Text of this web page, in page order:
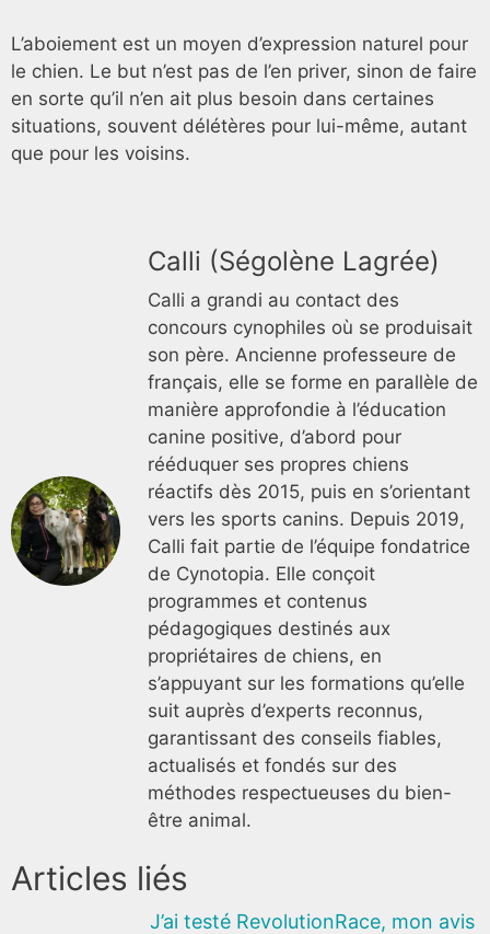
L’aboiement est un moyen d’expression naturel pour
le chien. Le but n’est pas de l’en priver, sinon de faire
en sorte qu’il n’en ait plus besoin dans certaines
situations, souvent délétères pour lui-même, autant
que pour les voisins.
Calli (Ségolène Lagrée)
Calli a grandi au contact des
concours cynophiles où se produisait
son père. Ancienne professeure de
français, elle se forme en parallèle de
manière approfondie à l’éducation
canine positive, d’abord pour
rééduquer ses propres chiens
réactifs dès 2015, puis en s’orientant
vers les sports canins. Depuis 2019,
Calli fait partie de l’équipe fondatrice
de Cynotopia. Elle conçoit
programmes et contenus
pédagogiques destinés aux
propriétaires de chiens, en
s’appuyant sur les formations qu’elle
suit auprès d’experts reconnus,
garantissant des conseils fiables,
actualisés et fondés sur des
méthodes respectueuses du bien-
être animal.
Articles liés
J’ai testé RevolutionRace, mon avis